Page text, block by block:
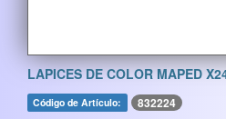
LAPICES DE COLOR MAPED
Código de Artículo: 832224